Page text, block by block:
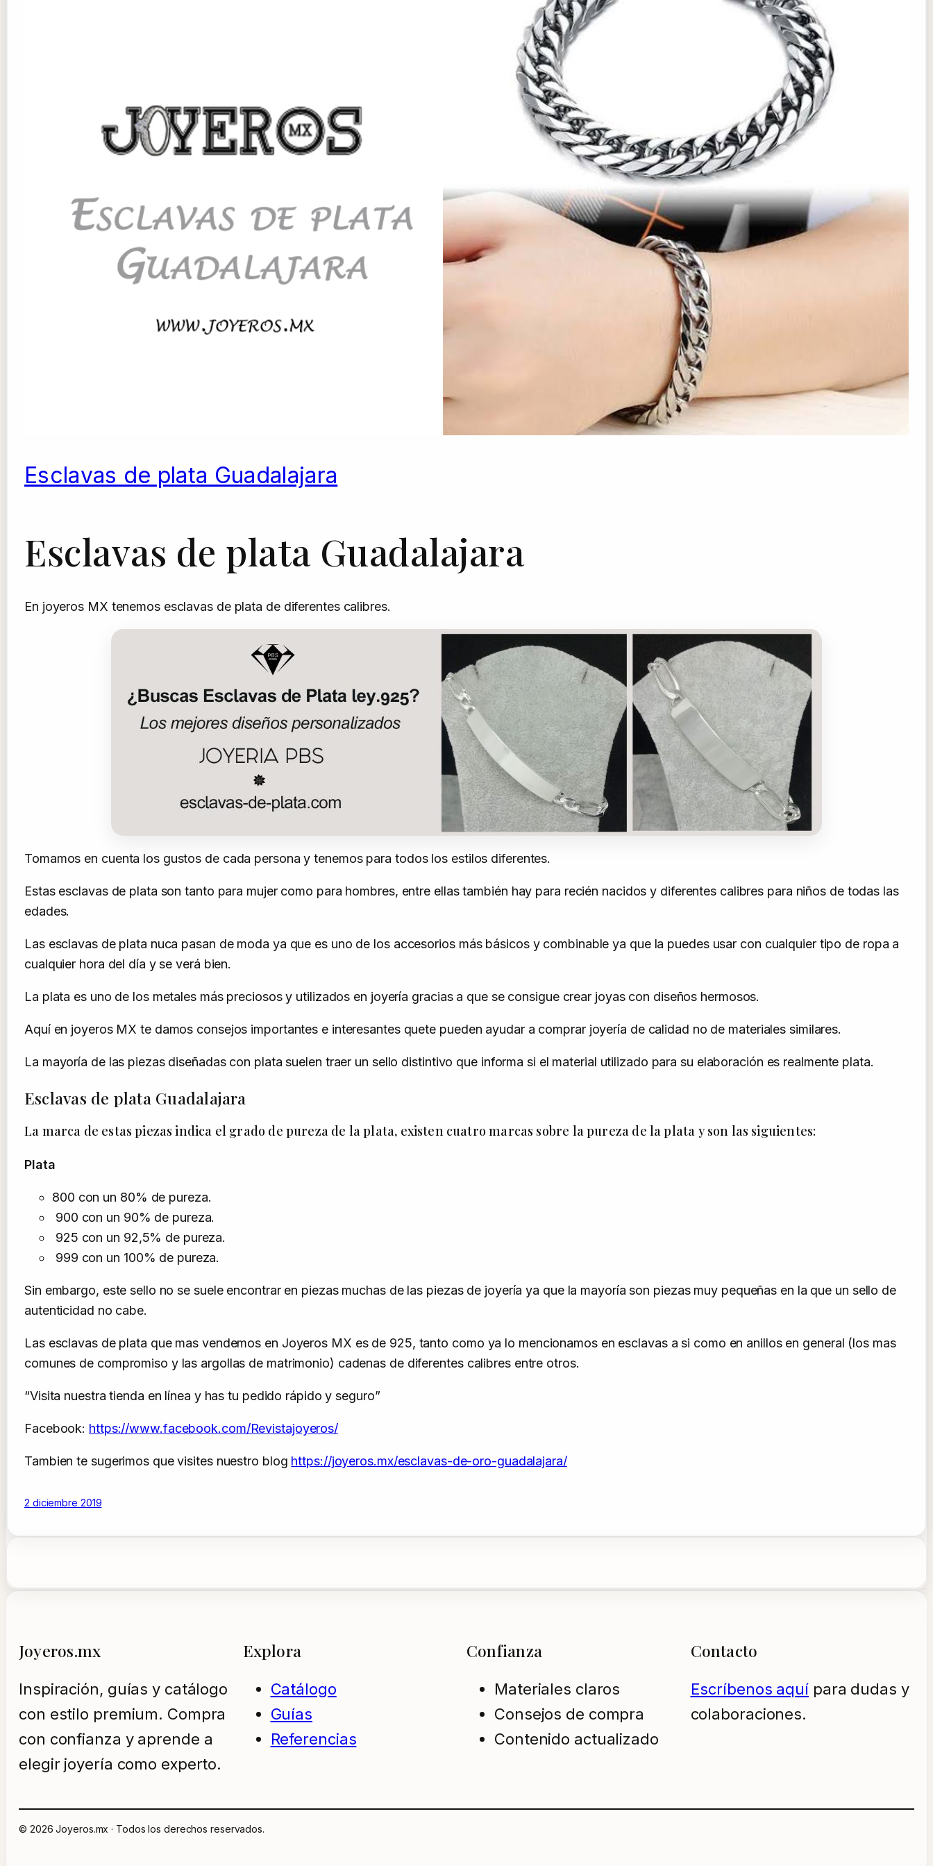
Esclavas de plata Guadalajara
Esclavas de plata Guadalajara
En joyeros MX tenemos esclavas de plata de diferentes calibres.
Tomamos en cuenta los gustos de cada persona y tenemos para todos los estilos diferentes.
Estas esclavas de plata son tanto para mujer como para hombres, entre ellas también hay para recién nacidos y diferentes calibres para niños de todas las
edades.
Las esclavas de plata nuca pasan de moda ya que es uno de los accesorios más básicos y combinable ya que la puedes usar con cualquier tipo de ropa a
cualquier hora del día y se verá bien.
La plata es uno de los metales más preciosos y utilizados en joyería gracias a que se consigue crear joyas con diseños hermosos.
Aquí en joyeros MX te damos consejos importantes e interesantes quete pueden ayudar a comprar joyería de calidad no de materiales similares.
La mayoría de las piezas diseñadas con plata suelen traer un sello distintivo que informa si el material utilizado para su elaboración es realmente plata.
Esclavas de plata Guadalajara
La marca de estas piezas indica el grado de pureza de la plata, existen cuatro marcas sobre la pureza de la plata y son las siguientes:
Plata
800 con un 80% de pureza.
900 con un 90% de pureza.
925 con un 92,5% de pureza.
999 con un 100% de pureza.
Sin embargo, este sello no se suele encontrar en piezas muchas de las piezas de joyería ya que la mayoría son piezas muy pequeñas en la que un sello de
autenticidad no cabe.
Las esclavas de plata que mas vendemos en Joyeros MX es de 925, tanto como ya lo mencionamos en esclavas a si como en anillos en general (los mas
comunes de compromiso y las argollas de matrimonio) cadenas de diferentes calibres entre otros.
“Visita nuestra tienda en línea y has tu pedido rápido y seguro”
Facebook: https://www.facebook.com/Revistajoyeros/
Tambien te sugerimos que visites nuestro blog https://joyeros.mx/esclavas-de-oro-guadalajara/
2 diciembre 2019
Joyeros.mx
Inspiración, guías y catálogo
con estilo premium. Compra
con confianza y aprende a
elegir joyería como experto.
Explora
Catálogo
Guías
Referencias
Confianza
Materiales claros
Consejos de compra
Contenido actualizado
Contacto
Escríbenos aquí para dudas y
colaboraciones.
© 2026 Joyeros.mx · Todos los derechos reservados.